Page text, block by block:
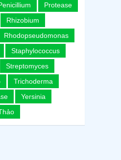
Protease
Rhizobium
Rhodopseudomonas
Staphylococcus
Streptomyces
Trichoderma
Yersinia